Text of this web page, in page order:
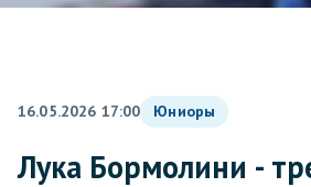
16.05.2026 17:00 Юниоры
Лука Бормолини -